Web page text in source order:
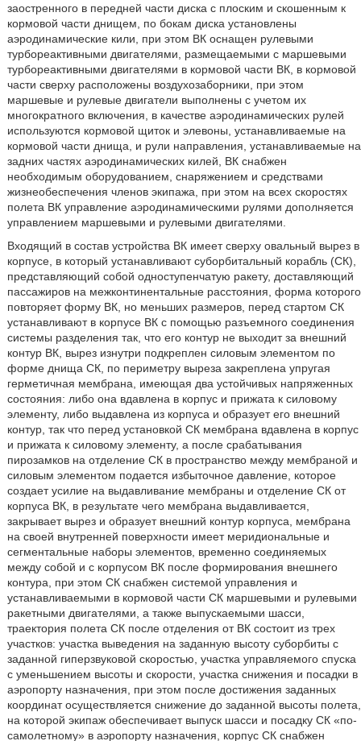
заостренного в передней части диска с плоским и скошенным к
кормовой части днищем, по бокам диска установлены
аэродинамические кили, при этом ВК оснащен рулевыми
турбореактивными двигателями, размещаемыми с маршевыми
турбореактивными двигателями в кормовой части ВК, в кормовой
части сверху расположены воздухозаборники, при этом
маршевые и рулевые двигатели выполнены с учетом их
многократного включения, в качестве аэродинамических рулей
используются кормовой щиток и элевоны, устанавливаемые на
кормовой части днища, и рули направления, устанавливаемые на
задних частях аэродинамических килей, ВК снабжен
необходимым оборудованием, снаряжением и средствами
жизнеобеспечения членов экипажа, при этом на всех скоростях
полета ВК управление аэродинамическими рулями дополняется
управлением маршевыми и рулевыми двигателями.
Входящий в состав устройства ВК имеет сверху овальный вырез в
корпусе, в который устанавливают суборбитальный корабль (СК),
представляющий собой одноступенчатую ракету, доставляющий
пассажиров на межконтинентальные расстояния, форма которого
повторяет форму ВК, но меньших размеров, перед стартом СК
устанавливают в корпусе ВК с помощью разъемного соединения
системы разделения так, что его контур не выходит за внешний
контур ВК, вырез изнутри подкреплен силовым элементом по
форме днища СК, по периметру выреза закреплена упругая
герметичная мембрана, имеющая два устойчивых напряженных
состояния: либо она вдавлена в корпус и прижата к силовому
элементу, либо выдавлена из корпуса и образует его внешний
контур, так что перед установкой СК мембрана вдавлена в корпус
и прижата к силовому элементу, а после срабатывания
пирозамков на отделение СК в пространство между мембраной и
силовым элементом подается избыточное давление, которое
создает усилие на выдавливание мембраны и отделение СК от
корпуса ВК, в результате чего мембрана выдавливается,
закрывает вырез и образует внешний контур корпуса, мембрана
на своей внутренней поверхности имеет меридиональные и
сегментальные наборы элементов, временно соединяемых
между собой и с корпусом ВК после формирования внешнего
контура, при этом СК снабжен системой управления и
устанавливаемыми в кормовой части СК маршевыми и рулевыми
ракетными двигателями, а также выпускаемыми шасси,
траектория полета СК после отделения от ВК состоит из трех
участков: участка выведения на заданную высоту суборбиты с
заданной гиперзвуковой скоростью, участка управляемого спуска
с уменьшением высоты и скорости, участка снижения и посадки в
аэропорту назначения, при этом после достижения заданных
координат осуществляется снижение до заданной высоты полета,
на которой экипаж обеспечивает выпуск шасси и посадку СК «по-
самолетному» в аэропорту назначения, корпус СК снабжен